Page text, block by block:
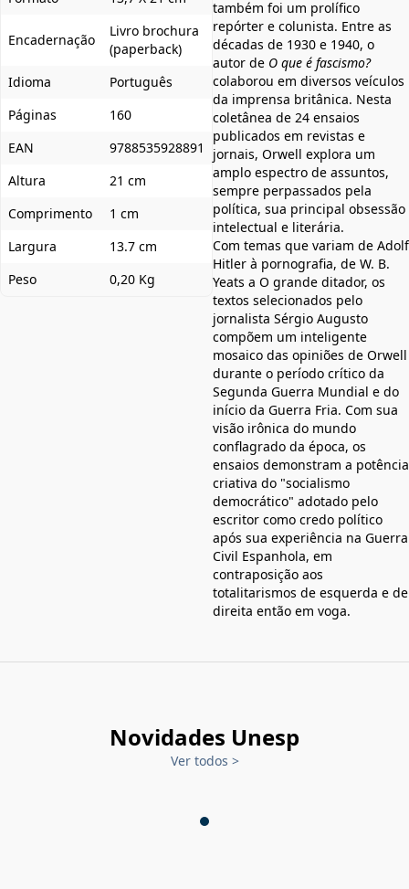
Encadernação
Livro brochura
(paperback)
Idioma
Português
Páginas
160
EAN
9788535928891
Altura
21 cm
Comprimento
1 cm
Largura
13.7 cm
Peso
0,20 Kg
também foi um prolífico
repórter e colunista. Entre as
décadas de 1930 e 1940, o
autor de O que é fascismo?
colaborou em diversos veículos
da imprensa britânica. Nesta
coletânea de 24 ensaios
publicados em revistas e
jornais, Orwell explora um
amplo espectro de assuntos,
sempre perpassados pela
política, sua principal obsessão
intelectual e literária.
Com temas que variam de Adolf
Hitler à pornografia, de W. B.
Yeats a O grande ditador, os
textos selecionados pelo
jornalista Sérgio Augusto
compõem um inteligente
mosaico das opiniões de Orwell
durante o período crítico da
Segunda Guerra Mundial e do
início da Guerra Fria. Com sua
visão irônica do mundo
conflagrado da época, os
ensaios demonstram a potência
criativa do "socialismo
democrático" adotado pelo
escritor como credo político
após sua experiência na Guerra
Civil Espanhola, em
contraposição aos
totalitarismos de esquerda e de
direita então em voga.
Novidades Unesp
Ver todos >